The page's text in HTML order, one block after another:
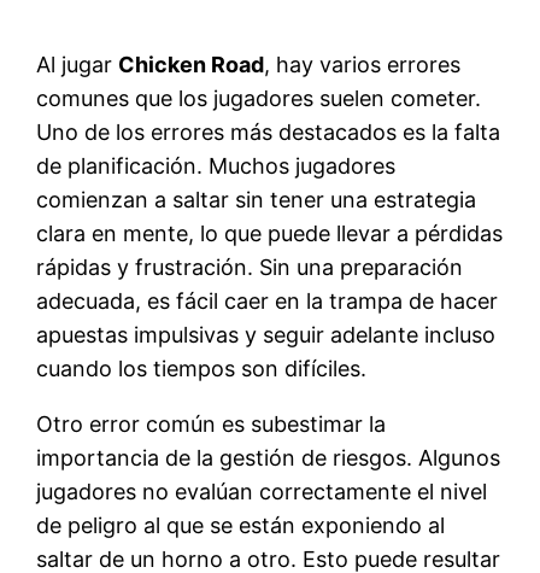
Al jugar Chicken Road, hay varios errores
comunes que los jugadores suelen cometer.
Uno de los errores más destacados es la falta
de planificación. Muchos jugadores
comienzan a saltar sin tener una estrategia
clara en mente, lo que puede llevar a pérdidas
rápidas y frustración. Sin una preparación
adecuada, es fácil caer en la trampa de hacer
apuestas impulsivas y seguir adelante incluso
cuando los tiempos son difíciles.
Otro error común es subestimar la
importancia de la gestión de riesgos. Algunos
jugadores no evalúan correctamente el nivel
de peligro al que se están exponiendo al
saltar de un horno a otro. Esto puede resultar